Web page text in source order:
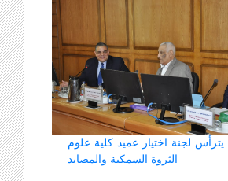
لجنة اختيار عميد كلية علوم
الثروة السمكية والمصايد